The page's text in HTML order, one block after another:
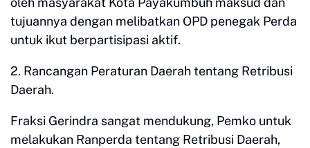
tujuannya dengan melibatkan OPD penegak Perda
untuk ikut berpartisipasi aktif.
2. Rancangan Peraturan Daerah tentang Retribusi
Daerah.
Fraksi Gerindra sangat mendukung, Pemko untuk
melakukan Ranperda tentang Retribusi Daerah,